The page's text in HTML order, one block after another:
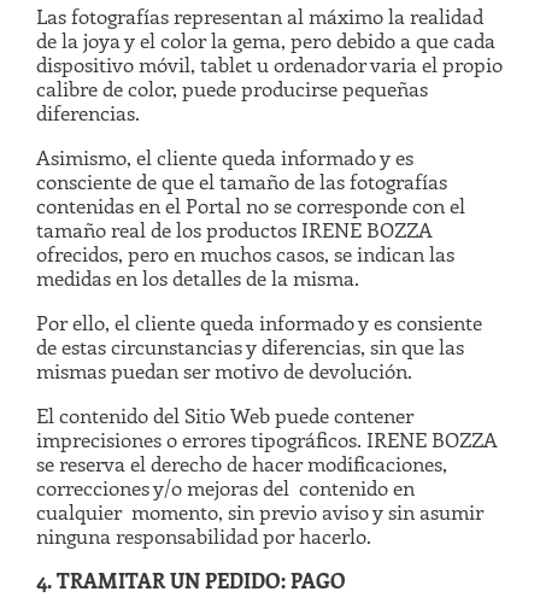
Las fotografías representan al máximo la realidad
de la joya y el color la gema, pero debido a que cada
dispositivo móvil, tablet u ordenador varia el propio
calibre de color, puede producirse pequeñas
diferencias.
Asimismo, el cliente queda informado y es
consciente de que el tamaño de las fotografías
contenidas en el Portal no se corresponde con el
tamaño real de los productos IRENE BOZZA
ofrecidos, pero en muchos casos, se indican las
medidas en los detalles de la misma.
Por ello, el cliente queda informado y es consiente
de estas circunstancias y diferencias, sin que las
mismas puedan ser motivo de devolución.
El contenido del Sitio Web puede contener
imprecisiones o errores tipográficos. IRENE BOZZA
se reserva el derecho de hacer modificaciones,
correcciones y/o mejoras del contenido en
cualquier momento, sin previo aviso y sin asumir
ninguna responsabilidad por hacerlo.
4. TRAMITAR UN PEDIDO: PAGO